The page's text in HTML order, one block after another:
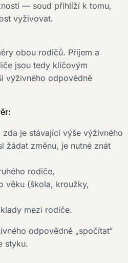
— soud přihlíží k tomu,
vyživovat.
obou rodičů. Příjem a
jsou tedy klíčovým
výživného odpovědně
je stávající výše výživného
žádat změnu, je nutné znát
rodiče,
věku (škola, kroužky,
mezi rodiče.
odpovědně „spočítat“
styku.